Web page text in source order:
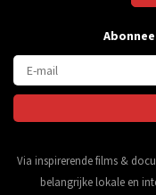
Via inspirerende films &
belangrijke lokale en